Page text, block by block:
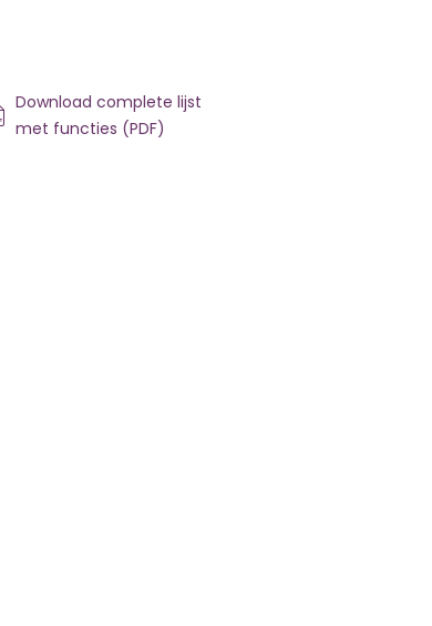
Download complete lijst
met functies (PDF)